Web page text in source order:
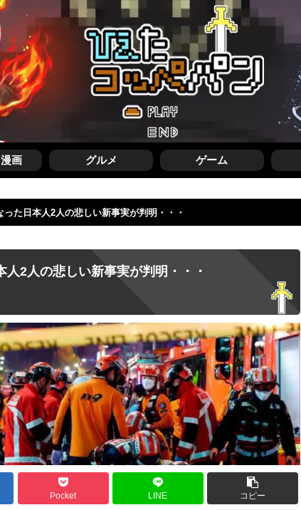
画 グルメ ゲーム
った日本人2人の悲しい新事実が判明・・・
人2人の悲しい新事実が判明・・・
Pocket LINE コピー